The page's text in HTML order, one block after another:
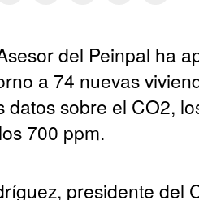
del Peinpal ha
a 74 nuevas
datos sobre el CO2,
700 ppm.
presidente del